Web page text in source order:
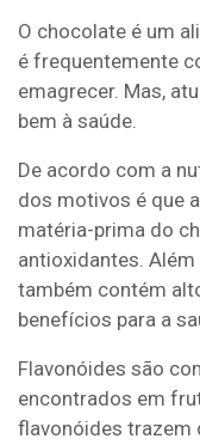
O chocolate é um
é frequentemente
emagrecer. Mas,
bem à saúde.
De acordo com a
dos motivos é que
matéria-prima do
antioxidantes.
também contém
benefícios para a
Flavonóides são
encontrados em
flavonóides trazem